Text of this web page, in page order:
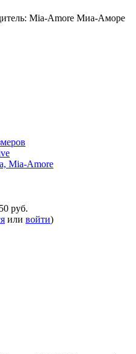
Mia-Amore Миа-Аморе
Mia-Amore
руб.
или войти)